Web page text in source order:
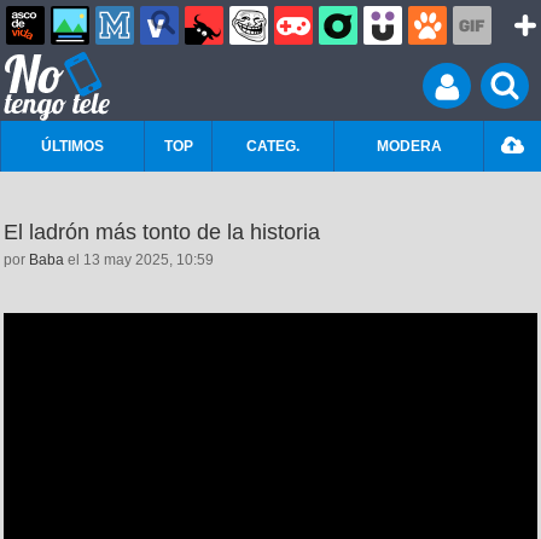
ÚLTIMOS TOP CATEG. MODERA
El ladrón más tonto de la historia
por Baba el 13 may 2025, 10:59